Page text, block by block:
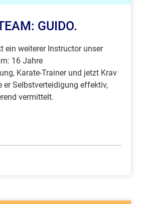
GUIDO.
ein weiterer Instructor unser
16 Jahre
Karate-Trainer und jetzt Krav
er Selbstverteidigung effektiv,
vermittelt.